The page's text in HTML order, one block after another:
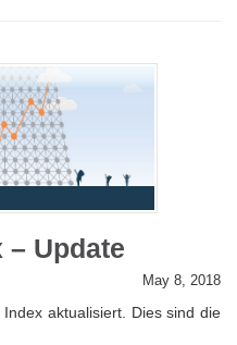
Update
May 8, 2018
aktualisiert. Dies sind die